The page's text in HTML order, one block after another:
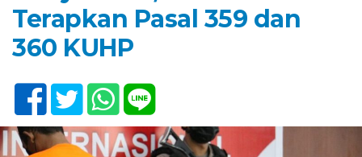
Terapkan Pasal 359 dan
360 KUHP